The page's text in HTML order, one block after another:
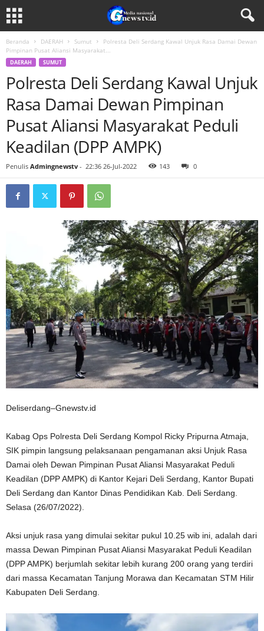
Beranda DAERAH Sumut
Polresta Deli Serdang Kawal Unjuk Rasa Damai Dewan
Pimpinan Pusat Aliansi Masyarakat...
DAERAH SUMUT
Polresta Deli Serdang Kawal Unjuk
Rasa Damai Dewan Pimpinan
Pusat Aliansi Masyarakat Peduli
Keadilan (DPP AMPK)
Penulis Admingnewstv - 22:36 26-Jul-2022 143 0
Deliserdang–Gnewstv.id
Kabag Ops Polresta Deli Serdang Kompol Ricky Pripurna Atmaja,
SIK pimpin langsung pelaksanaan pengamanan aksi Unjuk Rasa
Damai oleh Dewan Pimpinan Pusat Aliansi Masyarakat Peduli
Keadilan (DPP AMPK) di Kantor Kejari Deli Serdang, Kantor Bupati
Deli Serdang dan Kantor Dinas Pendidikan Kab. Deli Serdang.
Selasa (26/07/2022).
Aksi unjuk rasa yang dimulai sekitar pukul 10.25 wib ini, adalah dari
massa Dewan Pimpinan Pusat Aliansi Masyarakat Peduli Keadilan
(DPP AMPK) berjumlah sekitar lebih kurang 200 orang yang terdiri
dari massa Kecamatan Tanjung Morawa dan Kecamatan STM Hilir
Kabupaten Deli Serdang.